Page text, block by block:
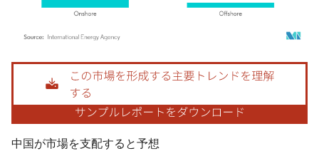
画像 © Mordor Intelligence。再利用にはCC BY 4.0の表示が必要です。
中国が市場を支配すると予想